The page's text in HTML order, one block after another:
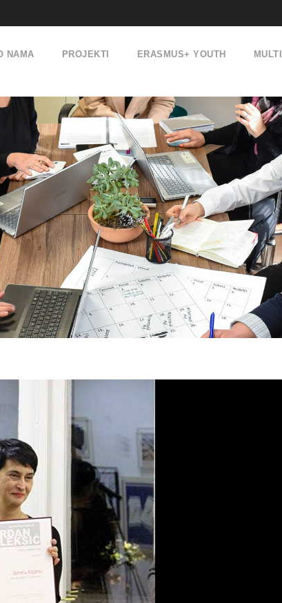
NAMA PROJEKTI ERASMUS+ YOUTH